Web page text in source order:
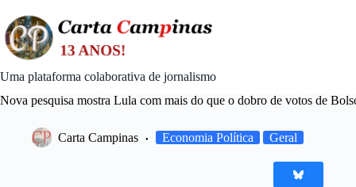
content
Uma plataforma colaborativa de jornalismo
Nova pesquisa mostra Lula com mais do que o dobro de votos de
Carta Campinas Economia Política Geral